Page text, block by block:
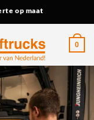
op maat
0